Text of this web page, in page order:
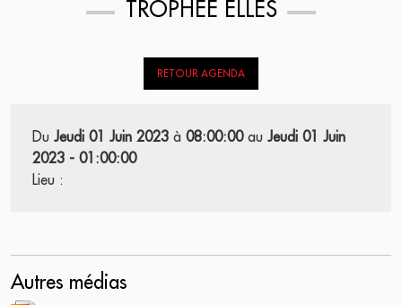
TROPHEE ELLES
RETOUR AGENDA
Du Jeudi 01 Juin 2023 à 08:00:00au Jeudi 01 Juin
2023 - 01:00:00
Lieu :
Autres médias